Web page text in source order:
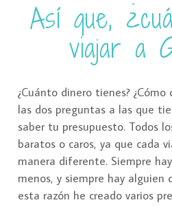
Así que,
viajar a
¿Cuánto dinero tienes? ¿Cómo
las dos preguntas a las que
saber tu presupuesto. Todos
baratos o caros, ya que cada
manera diferente. Siempre
menos, y siempre hay alguien
esta razón he creado varios